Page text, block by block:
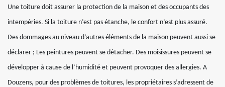
Une toiture doit assurer la protection de la maison et des occupants des
intempéries. Si la toiture n’est pas étanche, le confort n’est plus assuré.
Des dommages au niveau d’autres éléments de la maison peuvent aussi se
déclarer ; Les peintures peuvent se détacher. Des moisissures peuvent se
développer à cause de l’humidité et peuvent provoquer des allergies. A
Douzens, pour des problèmes de toitures, les propriétaires s’adressent de